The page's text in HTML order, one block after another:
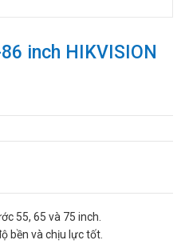
inch HIKVISION
55, 65 và 75 inch.
bền và chịu lực tốt.